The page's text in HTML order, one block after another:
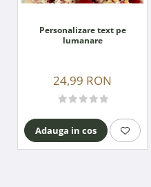
Personalizare text pe
lumanare
24,99 RON
Adauga in cos